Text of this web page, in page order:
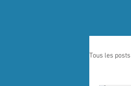
Tous les posts